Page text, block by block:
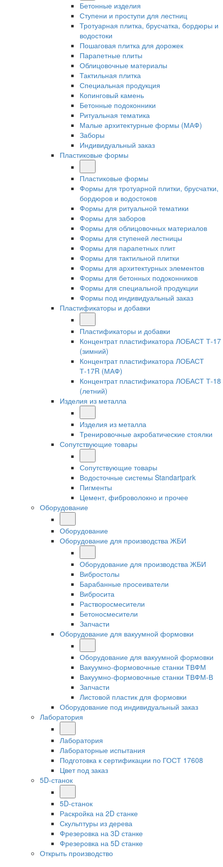
Бетонные изделия
Ступени и проступи для лестниц
Тротуарная плитка, брусчатка, бордюры и
водостоки
Пошаговая плитка для дорожек
Парапетные плиты
Облицовочные материалы
Тактильная плитка
Специальная продукция
Копинговый камень
Бетонные подоконники
Ритуальная тематика
Малые архитектурные формы (МАФ)
Заборы
Индивидуальный заказ
Пластиковые формы
Пластиковые формы
Формы для тротуарной плитки, брусчатки,
бордюров и водостоков
Формы для ритуальной тематики
Формы для заборов
Формы для облицовочных материалов
Формы для ступеней лестницы
Формы для парапетных плит
Формы для тактильной плитки
Формы для архитектурных элементов
Формы для бетонных подоконников
Формы для специальной продукции
Формы под индивидуальный заказ
Пластификаторы и добавки
Пластификаторы и добавки
Концентрат пластификатора ЛОБАСТ Т-17
(зимний)
Концентрат пластификатора ЛОБАСТ
Т-17R (МАФ)
Концентрат пластификатора ЛОБАСТ Т-18
(летний)
Изделия из металла
Изделия из металла
Тренировочные акробатические стоялки
Сопутствующие товары
Сопутствующие товары
Водосточные системы Standartpark
Пигменты
Цемент, фиброволокно и прочее
Оборудование
Оборудование
Оборудование для производства ЖБИ
Оборудование для производства ЖБИ
Вибростолы
Барабанные просеиватели
Вибросита
Растворосмесители
Бетоносмесители
Запчасти
Оборудование для вакуумной формовки
Оборудование для вакуумной формовки
Вакуумно-формовочные станки ТВФМ
Вакуумно-формовочные станки ТВФМ-В
Запчасти
Листовой пластик для формовки
Оборудование под индивидуальный заказ
Лаборатория
Лаборатория
Лабораторные испытания
Подготовка к сертификации по ГОСТ 17608
Цвет под заказ
5D-станок
5D-станок
Раскройка на 2D станке
Скульптуры из дерева
Фрезеровка на 3D станке
Фрезеровка на 5D станке
Открыть производство